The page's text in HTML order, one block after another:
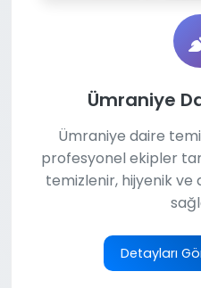
Ümraniye
Ümraniye daire
profesyonel ekipler
temizlenir, hijyenik ve
Detayları